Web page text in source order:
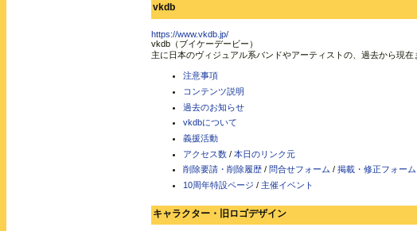
vkdb
https://www.vkdb.jp/
vkdb（ブイケーデービー）
主に日本のヴィジュアル系バンドやアーティストの、過去から現在
注意事項
コンテンツ説明
過去のお知らせ
vkdbについて
義援活動
アクセス数 / 本日のリンク元
削除要請・削除履歴 / 問合せフォーム / 掲載・修正フォーム
10周年特設ページ / 主催イベント
キャラクター・旧ロゴデザイン